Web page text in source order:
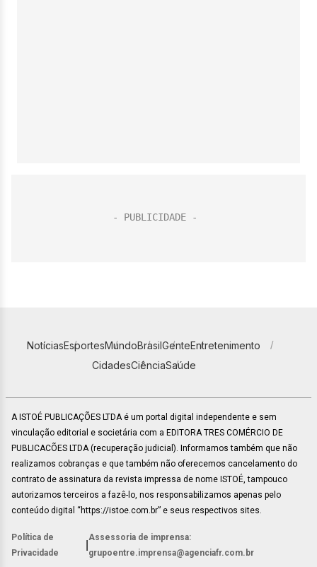
NotíciasEsportesMundoBrasilGenteEntretenimento
CidadesCiênciaSaúde
A ISTOÉ PUBLICAÇÕES LTDA é um portal digital independente e sem
vinculação editorial e societária com a EDITORA TRES COMÉRCIO DE
PUBLICACÕES LTDA (recuperação judicial). Informamos também que não
realizamos cobranças e que também não oferecemos cancelamento do
contrato de assinatura da revista impressa de nome ISTOÉ, tampouco
autorizamos terceiros a fazê-lo, nos responsabilizamos apenas pelo
conteúdo digital “https://istoe.com.br” e seus respectivos sites.
Política de
Privacidade
Assessoria de imprensa:
grupoentre.imprensa@agenciafr.com.br